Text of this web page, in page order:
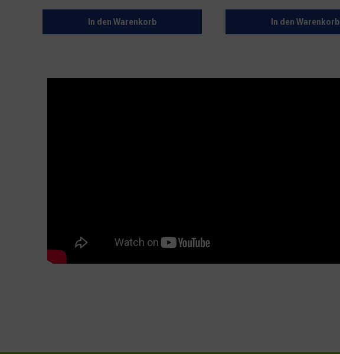
In den Warenkorb In den Warenkorb